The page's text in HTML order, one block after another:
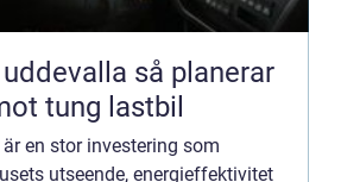
så planerar
tung lastbil
en stor investering som
utseende, energieffektivitet